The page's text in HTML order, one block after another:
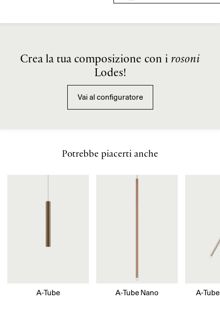
Il driver LED contenuto in questo apparecchio deve essere
sostituito solo dal costruttore o dal suo servizio di assistenza
Crea la tua composizione con i rosoni
Lodes!
Vai al configuratore
Potrebbe piacerti anche
A-Tube A-Tube Nano A-